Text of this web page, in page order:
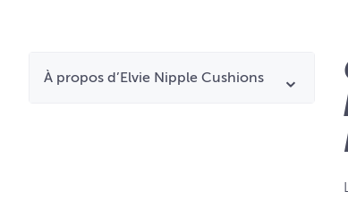
À propos d’Elvie Nipple Cushions